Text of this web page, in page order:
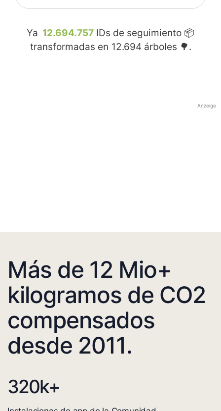
Ya 12.694.757 IDs de seguimiento 📦
transformadas en 12.694 árboles 🌳.
Anzeige
Más de 12 Mio+
kilogramos de CO2
compensados
desde 2011.
320k+